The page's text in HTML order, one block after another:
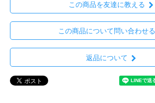
この商品を友達に教える
この商品について問い合わせる
返品について